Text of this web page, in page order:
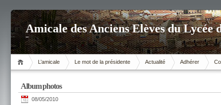
Amicale des Anciens Elèves du Lycée
L’amicale Le mot de la présidente Actualité Adhérer
Album photos
08/05/2010